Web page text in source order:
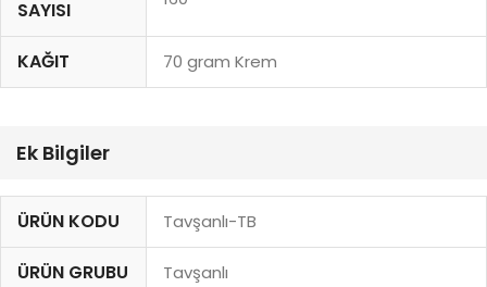
SAYISI
KAĞIT 70 gram Krem
Ek Bilgiler
ÜRÜN KODU Tavşanlı-TB
ÜRÜN GRUBU Tavşanlı